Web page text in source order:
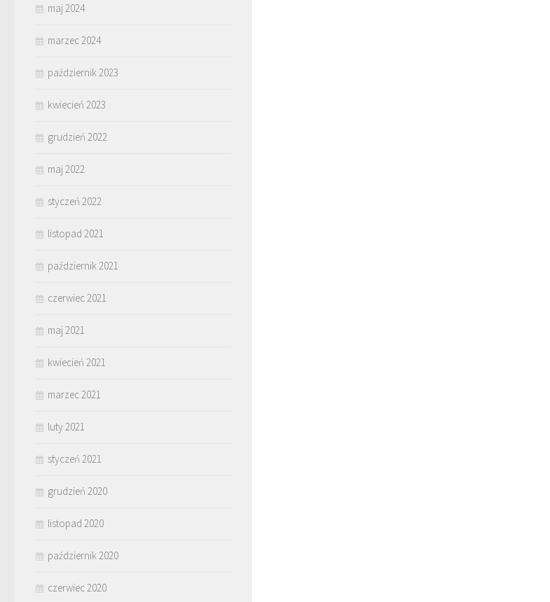
maj 2024
marzec 2024
październik 2023
kwiecień 2023
grudzień 2022
maj 2022
styczeń 2022
listopad 2021
październik 2021
czerwiec 2021
maj 2021
kwiecień 2021
marzec 2021
luty 2021
styczeń 2021
grudzień 2020
listopad 2020
październik 2020
czerwiec 2020